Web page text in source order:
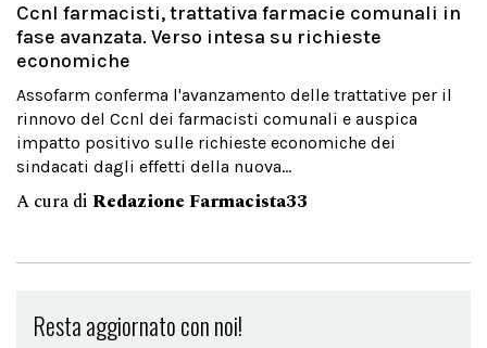
Ccnl farmacisti, trattativa farmacie comunali in
fase avanzata. Verso intesa su richieste
economiche
Assofarm conferma l'avanzamento delle trattative per il
rinnovo del Ccnl dei farmacisti comunali e auspica
impatto positivo sulle richieste economiche dei
sindacati dagli effetti della nuova...
A cura di Redazione Farmacista33
Resta aggiornato con noi!